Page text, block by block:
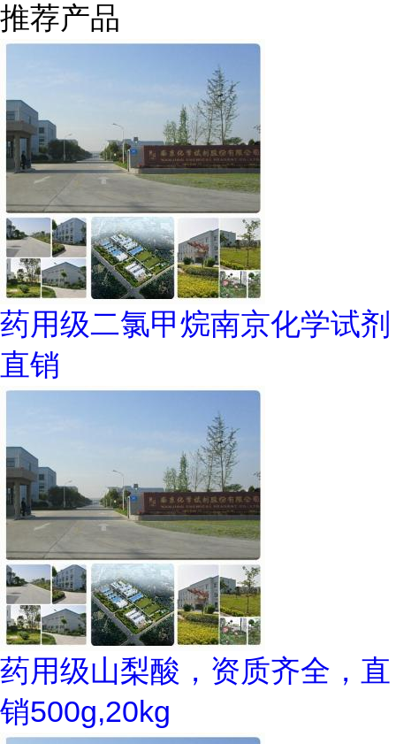
推荐产品
药用级二氯甲烷南京化学试剂
直销
药用级山梨酸，资质齐全，直
销500g,20kg